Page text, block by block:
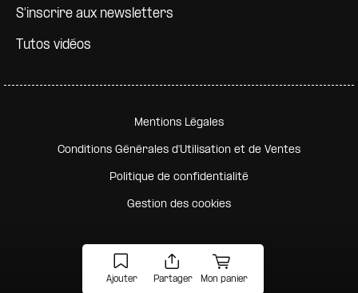
Ajouter Partager Mon panier
S'inscrire aux newsletters
Tutos vidéos
Pied de page secondaire
Mentions Légales
Conditions Générales d'Utilisation et de Ventes
Politique de confidentialité
Gestion des cookies